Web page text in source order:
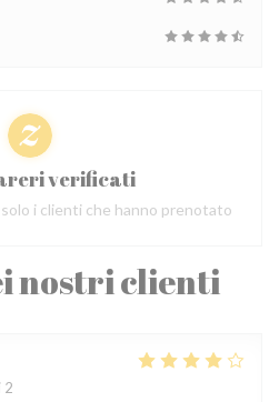
nostri clienti
2
verificati
i clienti che hanno prenotato